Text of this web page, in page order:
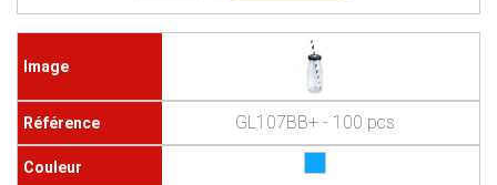
GL107BB+ - 100 pcs